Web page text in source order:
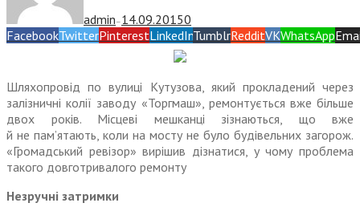
admin — 14.09.20150
FacebookTwitterPinterestLinkedInTumblrRedditVKWhatsApp
Шляхопровід по вулиці Кутузова, який прокладений через
залізничні колії заводу «Торгмаш», ремонтується вже більше
двох років. Місцеві мешканці зізнаються, що вже
й не пам’ятають, коли на мосту не було будівельних загорож.
«Громадський ревізор» вирішив дізнатися, у чому проблема
такого довготривалого ремонту
Незручні затримки